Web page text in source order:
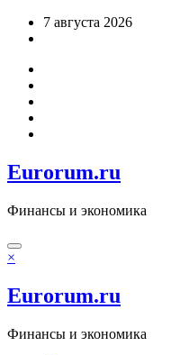
Перейти7 августа 2026
Eurorum.ru
Финансы и экономика
×
Eurorum.ru
Финансы и экономика